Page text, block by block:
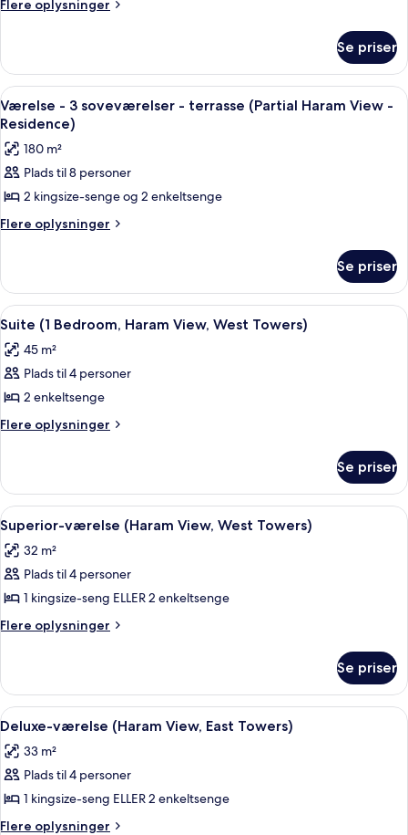
(Residence
Partial
Haram
View)
Flere oplysninger
-
soveværelser
(Residence
Haram
View)
Se priser
Indlæs
alle
billeder
af
Værelse
-
3
terrasse
(Partial
Haram
View
-
Residence)
En tagterrasse med udendørs
14
Værelse - 3 soveværelser - terrasse (Partial Haram View -
Residence)
180 m²
Plads til 8 personer
2 kingsize-senge og 2 enkeltsenge
Flere oplysninger
Flere
-
soveværelser
terrasse
(Partial
View
-
Residence)
Se priser
Indlæs
alle
billeder
af
Suite
(1
View,
West
Towers)
Et hotelværelse med et stort
15
Suite (1 Bedroom, Haram View, West Towers)
45 m²
Plads til 4 personer
2 enkeltsenge
Flere oplysninger
Flere
(1
Bedroom,
Haram
View,
West
Towers)
Se priser
Indlæs
alle
billeder
af
Superior-
værelse
West
Towers)
Et hotelværelse med en seng, et
15
Superior-værelse (Haram View, West Towers)
32 m²
Plads til 4 personer
1 kingsize-seng ELLER 2 enkeltsenge
Flere oplysninger
Flere
værelse
(Haram
View,
Towers)
Se priser
Indlæs
alle
billeder
af
Deluxe-
værelse
Et hotelværelse med to senge, et
12
Deluxe-værelse (Haram View, East Towers)
33 m²
Plads til 4 personer
1 kingsize-seng ELLER 2 enkeltsenge
Flere oplysninger
Flere